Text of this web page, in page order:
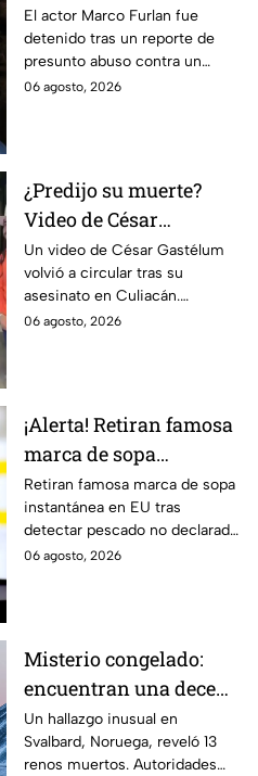
por presunto abuso de
un menor de 5 años;
dijo que lo confundió
con su novia
El actor Marco Furlan fue
detenido tras un reporte de
presunto abuso contra un
menor durante una fiesta;
06 agosto, 2026
¿Predijo su muerte?
Video de César
Gastélum revive tras su
asesinato en Culiacán
Un video de César Gastélum
volvió a circular tras su
asesinato en Culiacán.
Usuarios señalan
06 agosto, 2026
¡Alerta! Retiran famosa
marca de sopa
instantánea por riesgo
de reacciones mortales
Retiran famosa marca de sopa
instantánea en EU tras
detectar pescado no declarado
en la etiqueta, lo que podría
06 agosto, 2026
Misterio congelado:
encuentran una decena
de renos muertos en
una zona del Ártico
Un hallazgo inusual en
Svalbard, Noruega, reveló 13
renos muertos. Autoridades